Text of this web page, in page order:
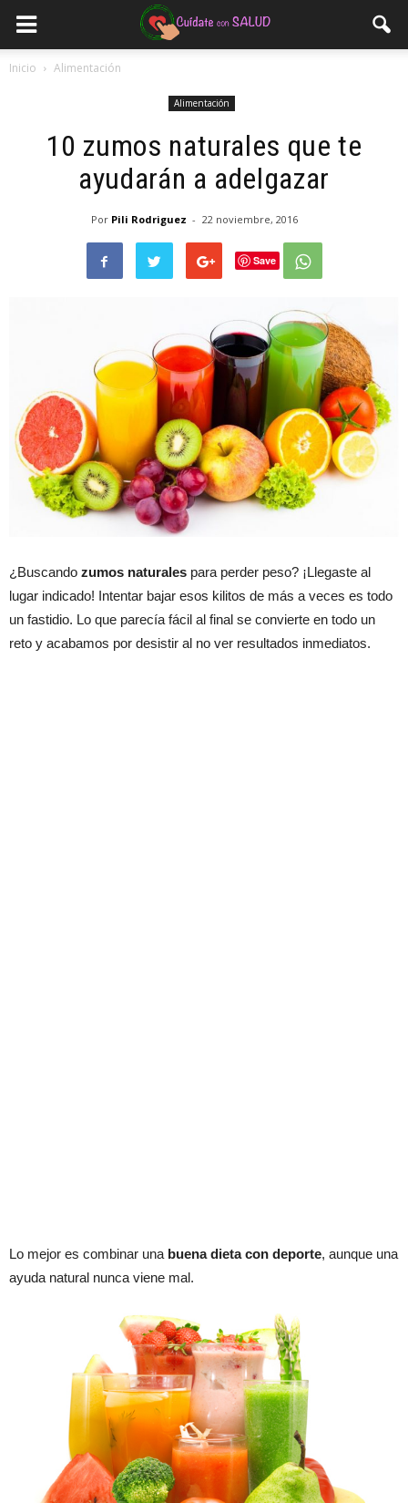
Inicio Alimentación
Alimentación
10 zumos naturales que te
ayudarán a adelgazar
Por Pili Rodriguez - 22 noviembre, 2016
Save
¿Buscando zumos naturales para perder peso? ¡Llegaste al
lugar indicado! Intentar bajar esos kilitos de más a veces es todo
un fastidio. Lo que parecía fácil al final se convierte en todo un
reto y acabamos por desistir al no ver resultados inmediatos.
Lo mejor es combinar una buena dieta con deporte, aunque una
ayuda natural nunca viene mal.